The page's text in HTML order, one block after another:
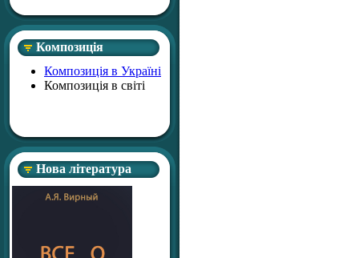
Композиція
Композиція в Україні
Композиція в світі
Нова література